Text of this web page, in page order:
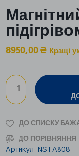
8950,00₴ Кращі
ДО СПИСКУ
ДО ПОРІВНЯННЯ
Артикул: NSTA808